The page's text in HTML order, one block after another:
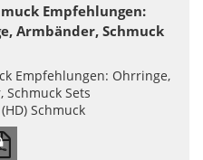
Empfehlungen:
Armbänder, Schmuck
Empfehlungen: Ohrringe,
Schmuck Sets
Schmuck